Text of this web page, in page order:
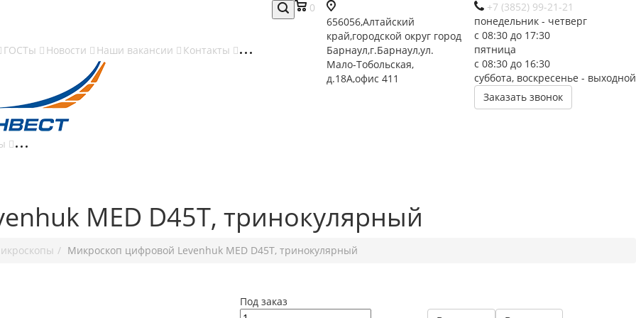
+7 (3852) 99-21-21
понедельник - четверг
с 08:30 до 17:30
пятница
с 08:30 до 16:30
суббота, воскресенье - выходной
Заказать звонок
656056,Алтайский
край,городской округ город
Барнаул,г.Барнаул,ул.
Мало-Тобольская,
д.18А,офис 411
0
ГОСТы Новости Наши вакансии Контакты
MED D45T, тринокулярный
Микроскоп цифровой Levenhuk MED D45T, тринокулярный
Под заказ